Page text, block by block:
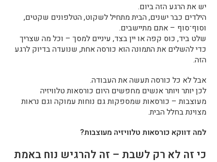
יש את הרגע הזה ביום.
הילדים כבר ישנים, הבית מתחיל לשקוט, הטלפונים שקטים,
וסוף־סוף – אתם מתיישבים.
שלט ביד, כוס קפה או יין בצד, עיניים למסך – וכל מה שצריך
כדי להשלים את התמונה הוא כורסה אחת, שנועדה בדיוק לרגע
הזה.
אבל לא כל כורסה תעשה את העבודה.
לכן יותר ויותר אנשים מחפשים היום כורסאות טלוויזיה
מעוצבות – כורסאות שמספקות גם נוחות עמוקה וגם נראות
מצוינת בחלל הבית.
למה דווקא כורסאות טלוויזיה מעוצבות?
כי זה לא רק לשבת – זה להרגיש נוח באמת